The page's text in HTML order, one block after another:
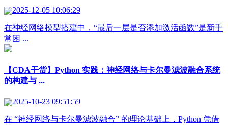
2025-12-05 10:06:29
在神经网络模型搭建中，“最后一层是否添加激活函数”是新手
常困 ...
【CDA干货】Python 实践：神经网络与卡尔曼滤波融合系统
的构建与 ...
2025-10-23 09:51:59
在 “神经网络与卡尔曼滤波融合” 的理论基础上，Python 凭借